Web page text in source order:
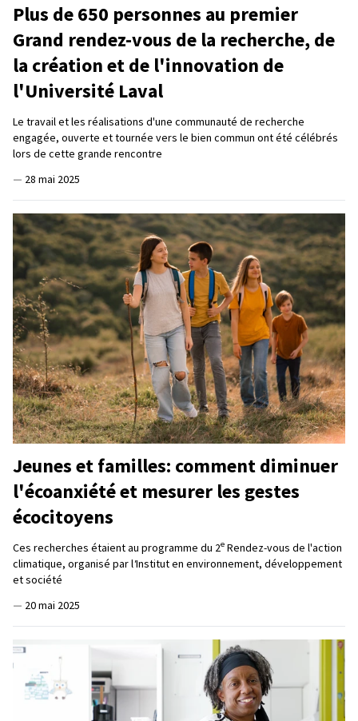
Plus de 650 personnes au premier
Grand rendez-vous de la recherche, de
la création et de l'innovation de
l'Université Laval
Le travail et les réalisations d'une communauté de recherche
engagée, ouverte et tournée vers le bien commun ont été célébrés
lors de cette grande rencontre
— 28 mai 2025
Jeunes et familles: comment diminuer
l'écoanxiété et mesurer les gestes
écocitoyens
Ces recherches étaient au programme du 2e Rendez-vous de l'action
climatique, organisé par l'Institut en environnement, développement
et société
— 20 mai 2025